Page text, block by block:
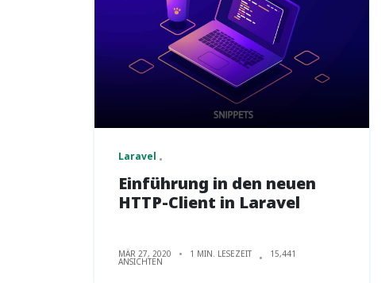
Laravel
Einführung in den neuen
HTTP-Client in Laravel
MÄR 27, 2020 1 MIN. LESEZEIT 15,441
ANSICHTEN